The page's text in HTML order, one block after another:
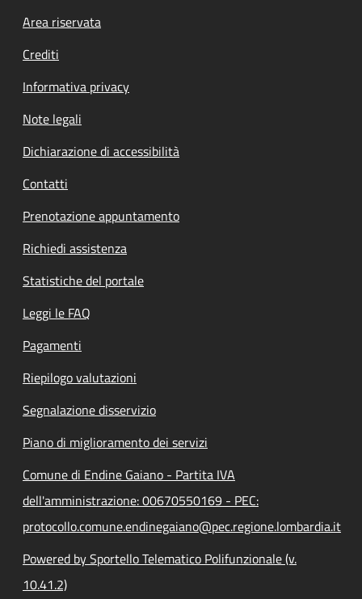
Footer menu
Area riservata
Crediti
Informativa privacy
Note legali
Dichiarazione di accessibilità
Contatti
Prenotazione appuntamento
Richiedi assistenza
Statistiche del portale
Leggi le FAQ
Pagamenti
Riepilogo valutazioni
Segnalazione disservizio
Piano di miglioramento dei servizi
Comune di Endine Gaiano - Partita IVA
dell'amministrazione: 00670550169 - PEC:
protocollo.comune.endinegaiano@pec.regione.lombardia.it
Powered by Sportello Telematico Polifunzionale (v.
10.41.2)